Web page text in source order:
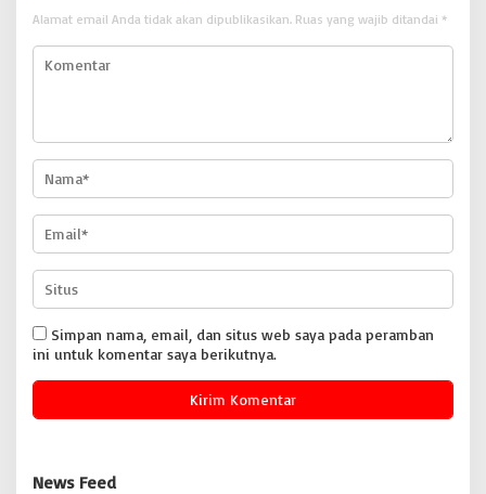
Alamat email Anda tidak akan dipublikasikan. Ruas yang wajib ditandai *
Simpan nama, email, dan situs web saya pada peramban
ini untuk komentar saya berikutnya.
News Feed